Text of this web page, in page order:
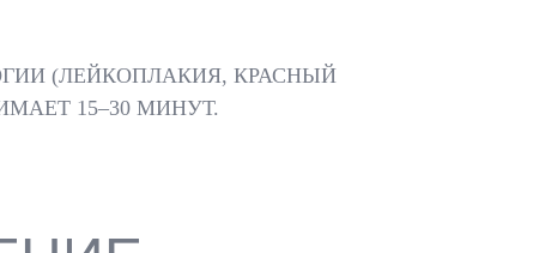
(ЛЕЙКОПЛАКИЯ, КРАСНЫЙ
15–30 МИНУТ.